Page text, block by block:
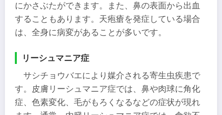
にかさぶたができます。また、鼻の表面から出血
することもあります。天疱瘡を発症している場合
は、全身に病変があることが多いです。
リーシュマニア症
サシチョウバエにより媒介される寄生虫疾患で
す。皮膚リーシュマニア症では、鼻や肉球に角化
症、色素変化、毛がもろくなるなどの症状が現れ